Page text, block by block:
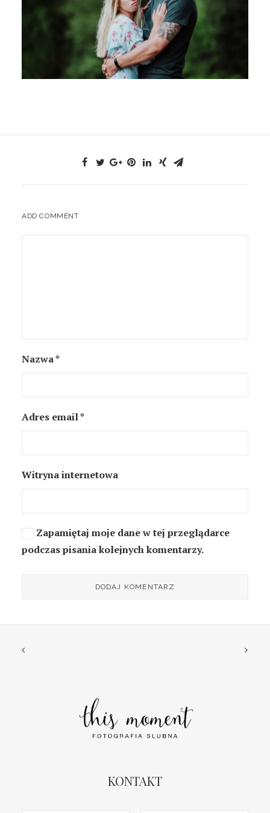
ADD COMMENT
Nazwa*
Adres email*
Witryna internetowa
Zapamiętaj moje dane w tej przeglądarce
podczas pisania kolejnych komentarzy.
KONTAKT